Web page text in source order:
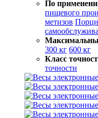
По
пищевого
метизов
300 кг 600 кг
Класс
точности